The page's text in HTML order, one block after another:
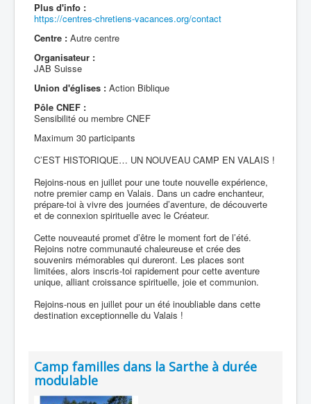
Plus d'info :
https://centres-chretiens-vacances.org/contact
Centre : Autre centre
Organisateur :
JAB Suisse
Union d'églises : Action Biblique
Pôle CNEF :
Sensibilité ou membre CNEF
Maximum 30 participants
C’EST HISTORIQUE… UN NOUVEAU CAMP EN VALAIS !
Rejoins-nous en juillet pour une toute nouvelle expérience,
notre premier camp en Valais. Dans un cadre enchanteur,
prépare-toi à vivre des journées d’aventure, de découverte
et de connexion spirituelle avec le Créateur.
Cette nouveauté promet d’être le moment fort de l’été.
Rejoins notre communauté chaleureuse et crée des
souvenirs mémorables qui dureront. Les places sont
limitées, alors inscris-toi rapidement pour cette aventure
unique, alliant croissance spirituelle, joie et communion.
Rejoins-nous en juillet pour un été inoubliable dans cette
destination exceptionnelle du Valais !
Camp familles dans la Sarthe à durée
modulable